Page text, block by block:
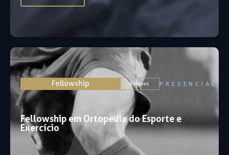
Fellowship em Ortopedia do Esporte e
Exercício
Fellowship 6 Meses PRESENCIAL